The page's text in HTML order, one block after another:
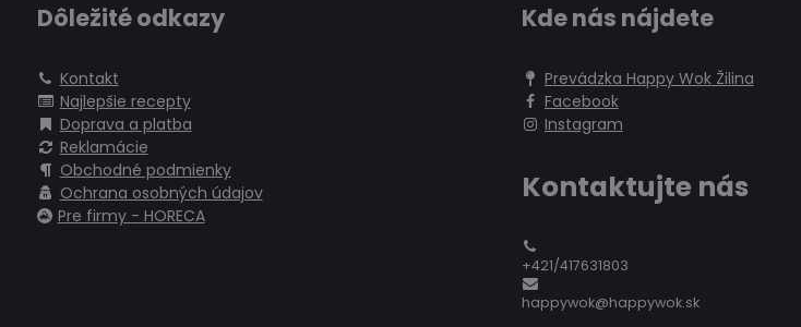
Dôležité odkazy
Kontakt
Najlepšie recepty
Doprava a platba
Reklamácie
Obchodné podmienky
Ochrana osobných údajov
Pre firmy - HORECA
Kde nás nájdete
Prevádzka Happy Wok Žilina
Facebook
Instagram
Kontaktujte nás
+421/417631803
happywok@happywok.sk